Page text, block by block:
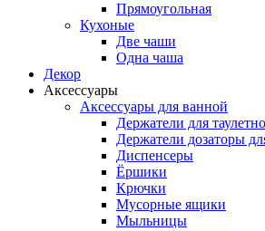
Прямоугольная
Кухоные
Две чаши
Одна чаша
Декор
Аксессуары
Аксессуары для ванной
Держатели для
Держатели дозаторы
Диспенсеры
Ёршики
Крючки
Мусорные ящики
Мыльницы